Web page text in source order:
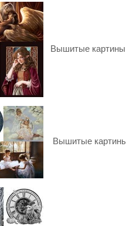
Вышитые картины
Вышитые